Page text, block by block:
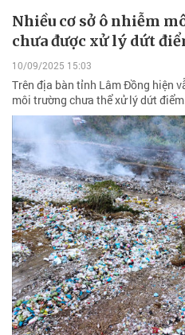
Nhiều cơ sở ô nhiễm
chưa được xử lý dứt
10/09/2025 15:03
Trên địa bàn tỉnh Lâm Đồng hiện
môi trường chưa thể xử lý dứt